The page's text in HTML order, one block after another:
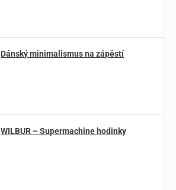
Dánský minimalismus na zápěstí
WILBUR – Supermachine hodinky